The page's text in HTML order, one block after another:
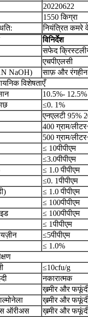
20220622
1550 किग्रा
नियंत्रित कमरे
विनिर्देश
सफेद
एचपीएलसी
NaOH)
साफ़ और रंगहीन
विशेषताएँ
10.5%- 12.5%
≤0. 1%
एनएलटी 95%
400 ग्राम/
500 ग्राम/
≤ 10पीपीएम
≤3.0पीपीएम
≤ 1.0 पीपीएम
≤0. 1पीपीएम
≤ 1.0 पीपीएम
≤ 100पीपीएम
≤ 100पीपीएम
≤ 1पीपीएम
≤5पीपीएम
≤ 1.0%
≤10cfu/g
नकारात्मक
ख़मीर और
ख़मीर और
ऑरीअस
ख़मीर और